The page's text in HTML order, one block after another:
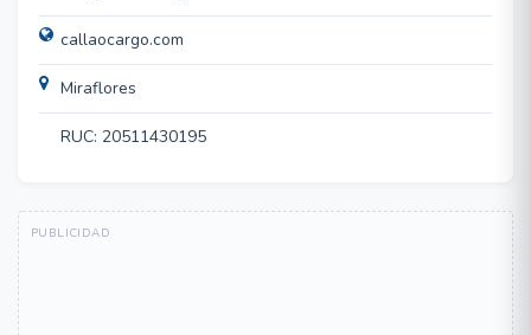
callaocargo.com
Miraflores
RUC: 20511430195